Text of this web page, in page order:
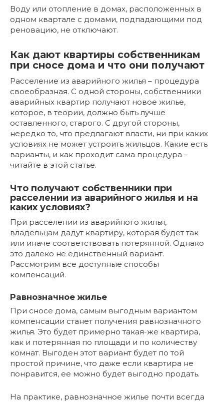
Воду или отопление в домах, расположенных в
одном квартале с домами, подпадающими под
реновацию, не отключают.
Как дают квартиры собственникам
при сносе дома и что они получают
Расселение из аварийного жилья – процедура
своеобразная. С одной стороны, собственники
аварийных квартир получают новое жилье,
которое, в теории, должно быть лучше
оставленного, старого. С другой стороны,
нередко то, что предлагают власти, ни при каких
условиях не может устроить жильцов. Какие есть
варианты, и как проходит сама процедура –
читайте в этой статье.
Что получают собственники при
расселении из аварийного жилья и на
каких условиях?
При расселении из аварийного жилья,
владельцам дадут квартиру, которая будет так
или иначе соответствовать потерянной. Однако
это далеко не единственный вариант.
Рассмотрим все доступные способы
компенсаций.
Равнозначное жилье
При сносе дома, самым выгодным вариантом
компенсации станет получения равнозначного
жилья. Это будет примерно такая-же квартира,
как и потерянная по площади и по количеству
комнат. Выгоден этот вариант будет по той
простой причине, что даже если квартира не
понравится, ее можно будет выгодно продать.
На практике, равнозначное жилье почти всегда